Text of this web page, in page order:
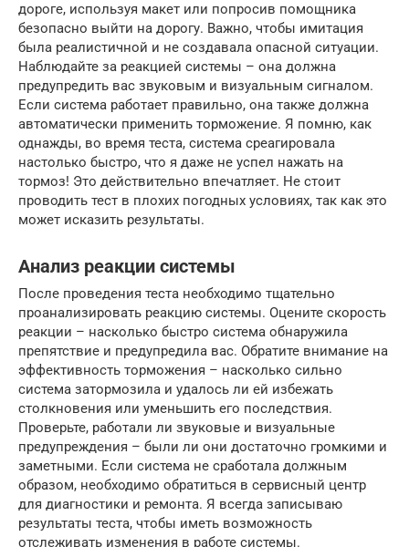
дороге, используя макет или попросив помощника
безопасно выйти на дорогу. Важно, чтобы имитация
была реалистичной и не создавала опасной ситуации.
Наблюдайте за реакцией системы – она должна
предупредить вас звуковым и визуальным сигналом.
Если система работает правильно, она также должна
автоматически применить торможение. Я помню, как
однажды, во время теста, система среагировала
настолько быстро, что я даже не успел нажать на
тормоз! Это действительно впечатляет. Не стоит
проводить тест в плохих погодных условиях, так как это
может исказить результаты.
Анализ реакции системы
После проведения теста необходимо тщательно
проанализировать реакцию системы. Оцените скорость
реакции – насколько быстро система обнаружила
препятствие и предупредила вас. Обратите внимание на
эффективность торможения – насколько сильно
система затормозила и удалось ли ей избежать
столкновения или уменьшить его последствия.
Проверьте, работали ли звуковые и визуальные
предупреждения – были ли они достаточно громкими и
заметными. Если система не сработала должным
образом, необходимо обратиться в сервисный центр
для диагностики и ремонта. Я всегда записываю
результаты теста, чтобы иметь возможность
отслеживать изменения в работе системы.